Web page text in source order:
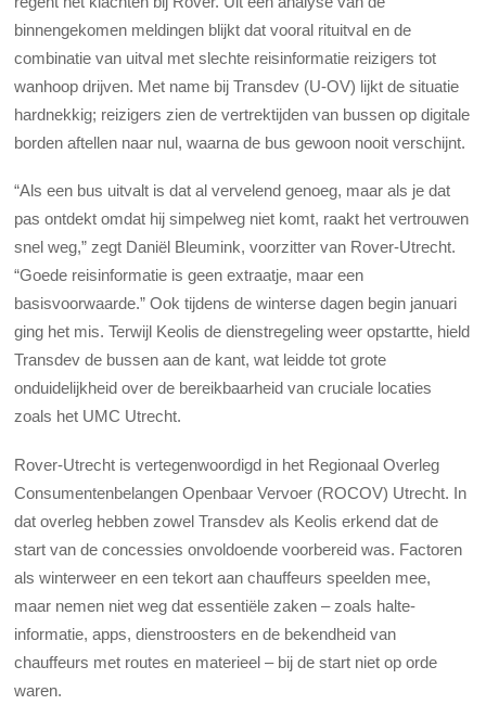
binnengekomen meldingen blijkt dat vooral rituitval en de
combinatie van uitval met slechte reisinformatie reizigers tot
wanhoop drijven. Met name bij Transdev (U-OV) lijkt de situatie
hardnekkig; reizigers zien de vertrektijden van bussen op digitale
borden aftellen naar nul, waarna de bus gewoon nooit verschijnt.
“Als een bus uitvalt is dat al vervelend genoeg, maar als je dat
pas ontdekt omdat hij simpelweg niet komt, raakt het vertrouwen
snel weg,” zegt Daniël Bleumink, voorzitter van Rover-Utrecht.
“Goede reisinformatie is geen extraatje, maar een
basisvoorwaarde.” Ook tijdens de winterse dagen begin januari
ging het mis. Terwijl Keolis de dienstregeling weer opstartte, hield
Transdev de bussen aan de kant, wat leidde tot grote
onduidelijkheid over de bereikbaarheid van cruciale locaties
zoals het UMC Utrecht.
Rover-Utrecht is vertegenwoordigd in het Regionaal Overleg
Consumentenbelangen Openbaar Vervoer (ROCOV) Utrecht. In
dat overleg hebben zowel Transdev als Keolis erkend dat de
start van de concessies onvoldoende voorbereid was. Factoren
als winterweer en een tekort aan chauffeurs speelden mee,
maar nemen niet weg dat essentiële zaken – zoals halte-
informatie, apps, dienstroosters en de bekendheid van
chauffeurs met routes en materieel – bij de start niet op orde
waren.